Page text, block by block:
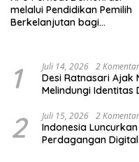
melalui Pendidikan Pemilih
Berkelanjutan bagi
1 Juli 14, 2026 2 Komentar
Desi Ratnasari Ajak
Melindungi
2 Juli 15, 2026 2 Komentar
Indonesia
Perdagangan